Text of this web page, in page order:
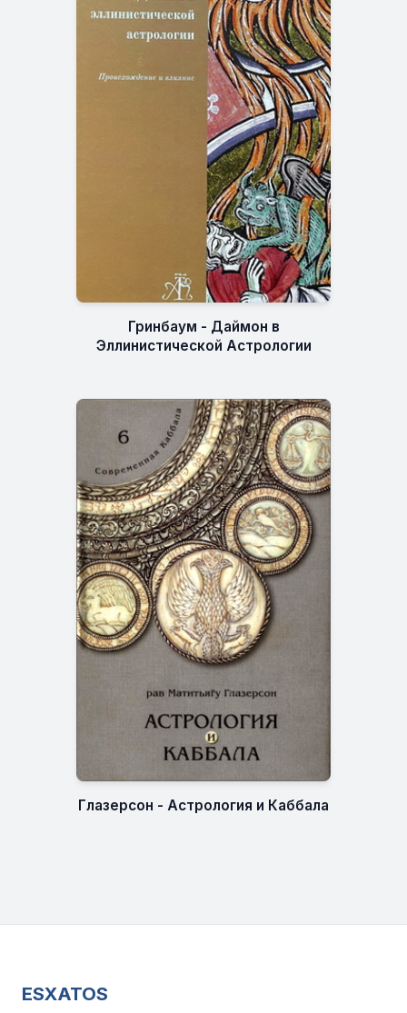
Гринбаум - Даймон в
Эллинистической Астрологии
Глазерсон - Астрология и Каббала
ESXATOS